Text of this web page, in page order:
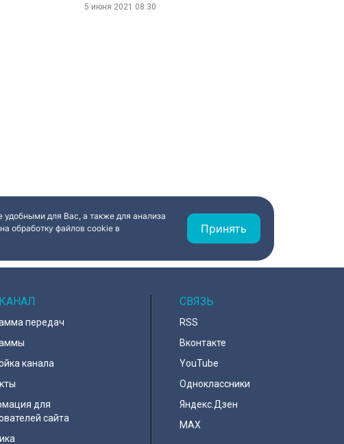
5 июня 2021 08:30
для Вас, а также для анализа
обработку файлов cookie в
Принять
передач
канала
для
сайта
СВЯЗЬ
RSS
Вконтакте
YouTube
Одноклассники
Яндекс.Дзен
MAX